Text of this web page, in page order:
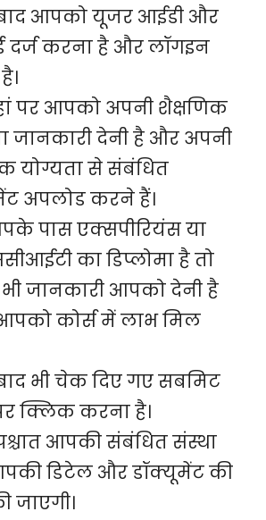
आपको यूजर आईडी और
दर्ज करना है और लॉगइन
पर आपको अपनी शैक्षणिक
जानकारी देनी है और अपनी
योग्यता से संबंधित
अपलोड करने हैं।
पास एक्सपीरियंस या
का डिप्लोमा है तो
जानकारी आपको देनी है
कोर्स में लाभ मिल
भी चेक दिए गए सबमिट
क्लिक करना है।
आपकी संबंधित संस्था
आपकी डिटेल और डॉक्यूमेंट की
जाएगी।